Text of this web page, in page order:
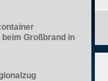
Großbrand in